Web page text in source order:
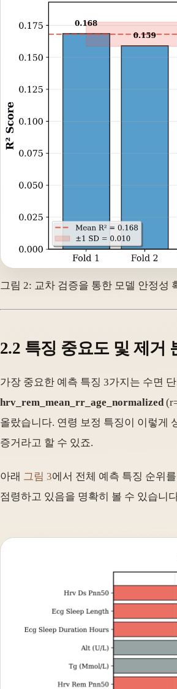
그림 2: 교차 검증을 통한 모델 안정성
2.2 특징 중요도 및 제거
가장 중요한 예측 특징 3가지는 수면
hrv_rem_mean_rr_age_normalized
올랐습니다. 연령 보정 특징이 이렇게
증거라고 할 수 있죠.
아래 그림 3에서 전체 예측 특징 순위
점령하고 있음을 명확히 볼 수 있습니